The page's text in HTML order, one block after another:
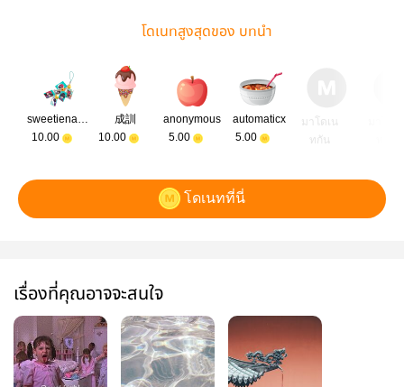
โดเนทสูงสุดของ บทนำ
sweetienapas
10.00
‪成訓
10.00
anonymous
5.00
automaticx
5.00
มาโดเน
ทกัน
โดเนทที่นี่
เรื่องที่คุณอาจจะสนใจ